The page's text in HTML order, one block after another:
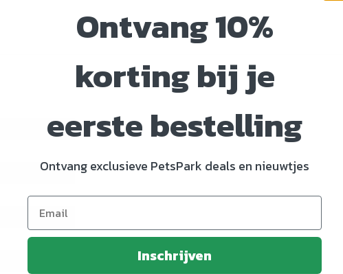
Ontvang 10%
korting bij je
eerste bestelling
Ontvang exclusieve PetsPark deals en nieuwtjes
Inschrijven